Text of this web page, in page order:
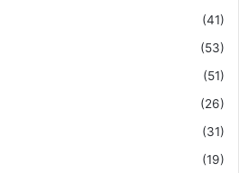
(41)
(53)
(51)
(26)
(31)
(19)